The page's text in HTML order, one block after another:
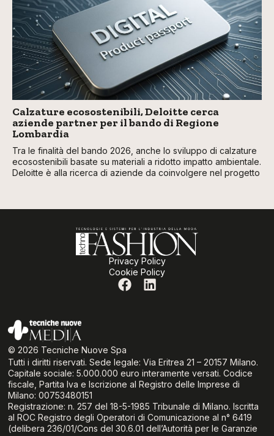
Calzature ecosostenibili, Deloitte cerca
aziende partner per il bando di Regione
Lombardia
Tra le finalità del bando 2026, anche lo sviluppo di calzature
ecosostenibili basate su materiali a ridotto impatto ambientale.
Deloitte è alla ricerca di aziende da coinvolgere nel progetto
Privacy Policy
Cookie Policy
© 2026 Tecniche Nuove Spa
Tutti i diritti riservati. Sede legale: Via Eritrea 21 – 20157 Milano.
Capitale sociale: 5.000.000 euro interamente versati. Codice
fiscale, Partita Iva e Iscrizione al Registro delle Imprese di
Milano: 00753480151
Registrazione: n. 257 del 18-5-1985 Tribunale di Milano. Iscritta
al ROC Registro degli Operatori di Comunicazione al n° 6419
(delibera 236/01/Cons del 30.6.01 dell’Autorità per le Garanzie